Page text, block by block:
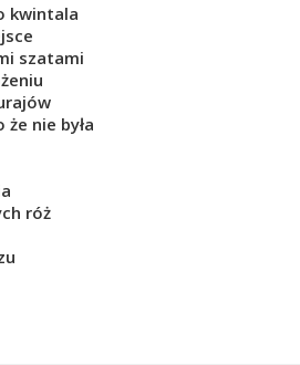
kwintala
szatami
że nie była
róż